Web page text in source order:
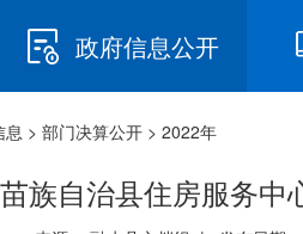
政府信息公开
息 > 部门决算公开 > 2022年
族自治县住房服务中